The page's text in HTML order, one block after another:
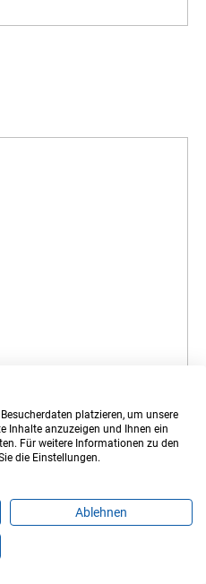
platzieren, um unsere
Inhalte anzuzeigen und Ihnen ein
Für weitere Informationen zu den
die Einstellungen.
Ablehnen